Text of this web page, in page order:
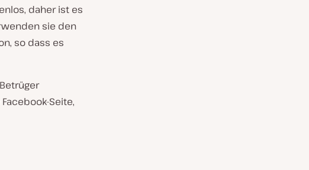
daher ist es
sie den
so dass es
Seite,